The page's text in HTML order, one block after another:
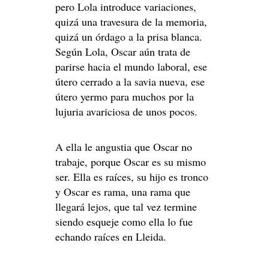
pero Lola introduce variaciones,
quizá una travesura de la memoria,
quizá un órdago a la prisa blanca.
Según Lola, Oscar aún trata de
parirse hacia el mundo laboral, ese
útero cerrado a la savia nueva, ese
útero yermo para muchos por la
lujuria avariciosa de unos pocos.
A ella le angustia que Oscar no
trabaje, porque Oscar es su mismo
ser. Ella es raíces, su hijo es tronco
y Oscar es rama, una rama que
llegará lejos, que tal vez termine
siendo esqueje como ella lo fue
echando raíces en Lleida.